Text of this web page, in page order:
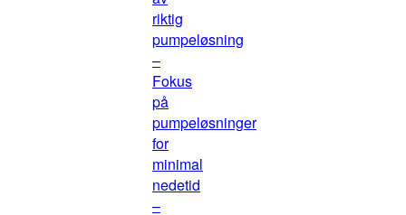
riktig
pumpeløsning
–
Fokus
på
pumpeløsninger
for
minimal
nedetid
–